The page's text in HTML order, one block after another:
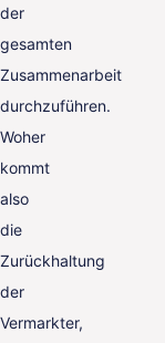
der
gesamten
Zusammenarbeit
durchzuführen.
Woher
kommt
also
die
Zurückhaltung
der
Vermarkter,